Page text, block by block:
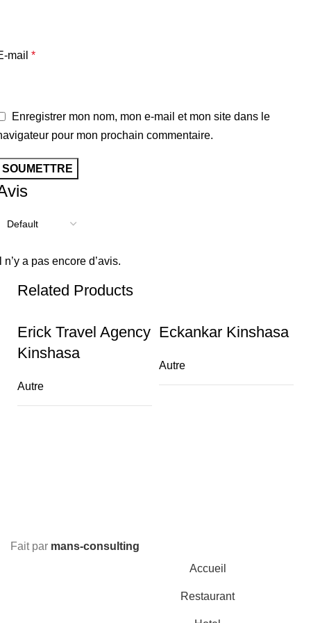
n’y a pas encore d’avis.
mail *
Enregistrer mon nom, mon e-mail et mon site dans le
pour mon prochain commentaire.
Related Products
Erick Travel Agency
Kinshasa
Autre
Eckankar Kinshasa
Autre
Fait par mans-consulting
Accueil
Restaurant